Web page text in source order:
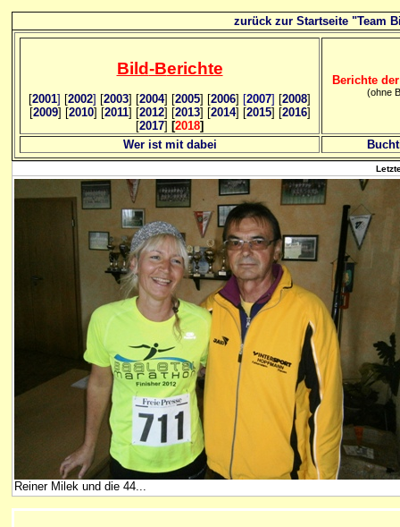
zurück zur Startseite "Team
Bild-Berichte
[2001] [2002] [2003] [2004] [2005] [2006] [2007] [2008]
[2009] [2010] [2011] [2012] [2013] [2014] [2015] [2016]
[2017] [2018]
Berichte
(ohne
Wer ist mit dabei
Reiner Milek und die 44...